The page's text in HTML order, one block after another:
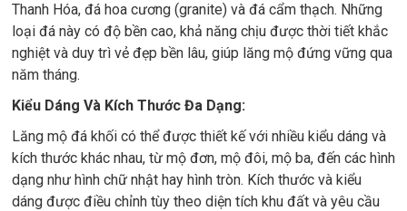
Thanh Hóa, đá hoa cương (granite) và đá cẩm thạch. Những
loại đá này có độ bền cao, khả năng chịu được thời tiết khắc
nghiệt và duy trì vẻ đẹp bền lâu, giúp lăng mộ đứng vững qua
năm tháng.
Kiểu Dáng Và Kích Thước Đa Dạng:
Lăng mộ đá khối có thể được thiết kế với nhiều kiểu dáng và
kích thước khác nhau, từ mộ đơn, mộ đôi, mộ ba, đến các hình
dạng như hình chữ nhật hay hình tròn. Kích thước và kiểu
dáng được điều chỉnh tùy theo diện tích khu đất và yêu cầu